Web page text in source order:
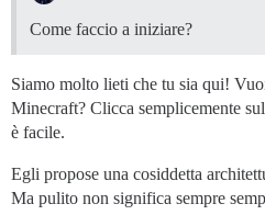
Come faccio a iniziare?
Siamo molto lieti che tu sia qui!
Minecraft? Clicca semplicemente
è facile.
Egli propose una cosiddetta
Ma pulito non significa sempre